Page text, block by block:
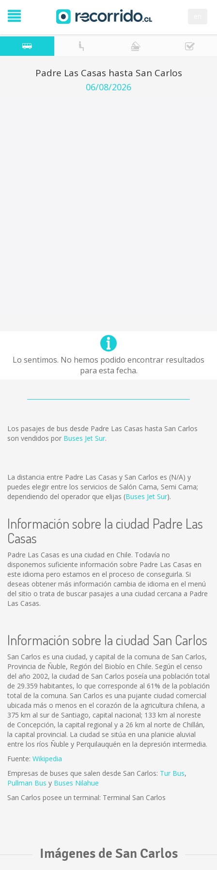
Padre Las Casas hasta San Carlos
06/08/2026
Lo sentimos. No hemos podido encontrar resultados
para esta fecha.
Los pasajes de bus desde Padre Las Casas hasta San Carlos
son vendidos por Buses Jet Sur.
La distancia entre Padre Las Casas y San Carlos es (N/A) y
puedes elegir entre los servicios de Salón Cama, Semi Cama;
dependiendo del operador que elijas (Buses Jet Sur).
Información sobre la ciudad Padre Las
Casas
Padre Las Casas es una ciudad en Chile. Todavía no
disponemos suficiente información sobre Padre Las Casas en
este idioma pero estamos en el proceso de conseguirla. Si
deseas obtener más información cambia de idioma en el menú
del sitio o trata de buscar pasajes a una ciudad cercana a Padre
Las Casas.
Información sobre la ciudad San Carlos
San Carlos es una ciudad, y capital de la comuna de San Carlos,
Provincia de Ñuble, Región del Biobío en Chile. Según el censo
del año 2002, la ciudad de San Carlos poseía una población total
de 29.359 habitantes, lo que corresponde al 61% de la población
total de la comuna. San Carlos es una pujante ciudad comercial
ubicada más o menos en el corazón de la agricultura chilena, a
375 km al sur de Santiago, capital nacional; 133 km al noreste
de Concepción, la capital regional y a 26 km al norte de Chillán,
la capital provincial. La ciudad se sitúa en una planicie aluvial
entre los ríos Ñuble y Perquilauquén en la depresión intermedia.
Fuente: Wikipedia
Empresas de buses que salen desde San Carlos: Tur Bus,
Pullman Bus y Buses Nilahue
San Carlos posee un terminal: Terminal San Carlos
Imágenes de San Carlos